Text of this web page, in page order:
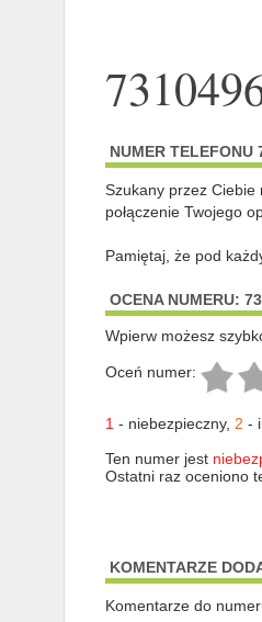
NUMER TELEFONU
Szukany przez
połączenie Twojego
Pamiętaj, że pod
OCENA NUMERU:
Wpierw możesz
Oceń numer:
1- niebezpieczny, 2 -
Ten numer jest
Ostatni raz oceniono
KOMENTARZE
Komentarze do